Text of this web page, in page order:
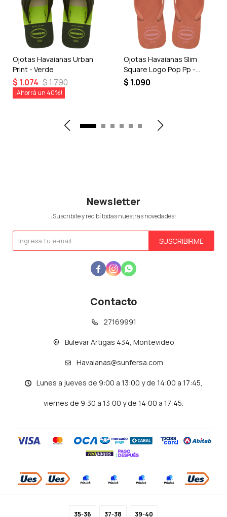
35-36 37-38 39-40
Ojotas Havaianas Urban
Print - Verde
$ 1.074 $1.790
40
Ojotas Havaianas Slim
Square Logo Pop Pp -
Rosado
$ 1.090
Contacto
27169991
Bulevar Artigas 434, Montevideo
Havaianas@sunfersa.com
Lunes a jueves de 9:00 a 13:00 y de 14:00 a 17:45,
viernes de 9:30 a 13:00 y de 14:00 a 17:45.
Newsletter
¡Suscribite y recibí todas nuestras novedades!
SUSCRIBIRME
  